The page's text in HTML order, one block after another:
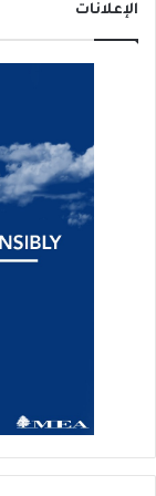
الإعلانات